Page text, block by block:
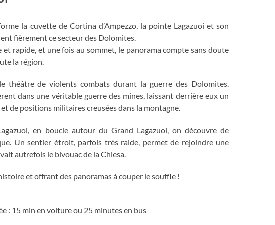
la cuvette de Cortina d’Ampezzo, la pointe Lagazuoi et son
fièrement ce secteur des Dolomites.
et rapide, et une fois au sommet, le panorama compte sans doute
la région.
théâtre de violents combats durant la guerre des Dolomites.
dans une véritable guerre des mines, laissant derrière eux un
de positions militaires creusées dans la montagne.
en boucle autour du Grand Lagazuoi, on découvre de
Un sentier étroit, parfois très raide, permet de rejoindre une
autrefois le bivouac de la Chiesa.
et offrant des panoramas à couper le souffle !
: 15 min en voiture ou 25 minutes en bus